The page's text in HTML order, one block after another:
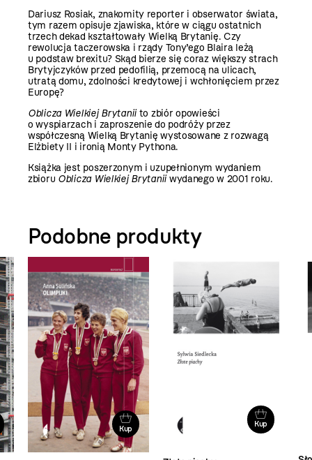
Dariusz Rosiak, znakomity reporter i obserwator świata,
tym razem opisuje zjawiska, które w ciągu ostatnich
trzech dekad kształtowały Wielką Brytanię. Czy
rewolucja taczerowska i rządy Tony’ego Blaira leżą
u podstaw brexitu? Skąd bierze się coraz większy strach
Brytyjczyków przed pedofilią, przemocą na ulicach,
utratą domu, zdolności kredytowej i wchłonięciem przez
Europę?
Oblicza Wielkiej Brytaniito zbiór opowieści
o wyspiarzach i zaproszenie do podróży przez
współczesną Wielką Brytanię wystosowane z rozwagą
Elżbiety II i ironią Monty Pythona.
Książka jest poszerzonym i uzupełnionym wydaniem
zbioru Oblicza Wielkiej Brytaniiwydanego w 2001 roku.
Podobne produkty
Kup Kup